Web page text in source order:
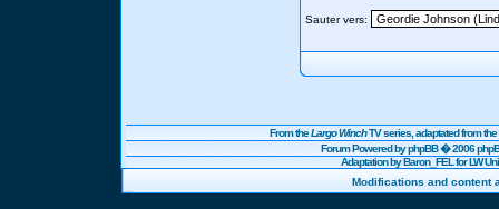
Sauter vers:
From theLargo WinchTV series, adaptated from
Forum Powered byphpBB� 2006
Adaptation by Baron_FEL for LW
Modifications and content